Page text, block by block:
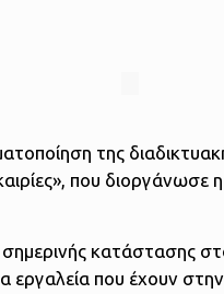
της
που
κατάστασης
εργαλεία που έχουν